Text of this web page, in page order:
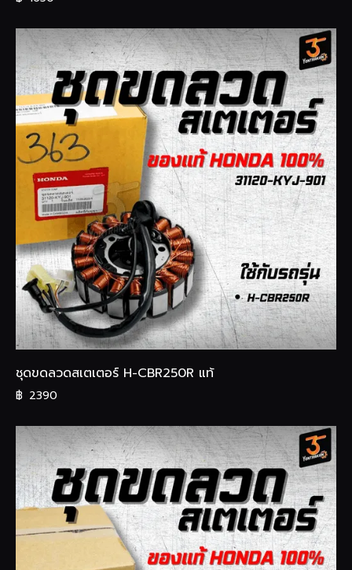
ชุดขดลวดสเตเตอร์ H-CBR250R แท้
฿ 2390